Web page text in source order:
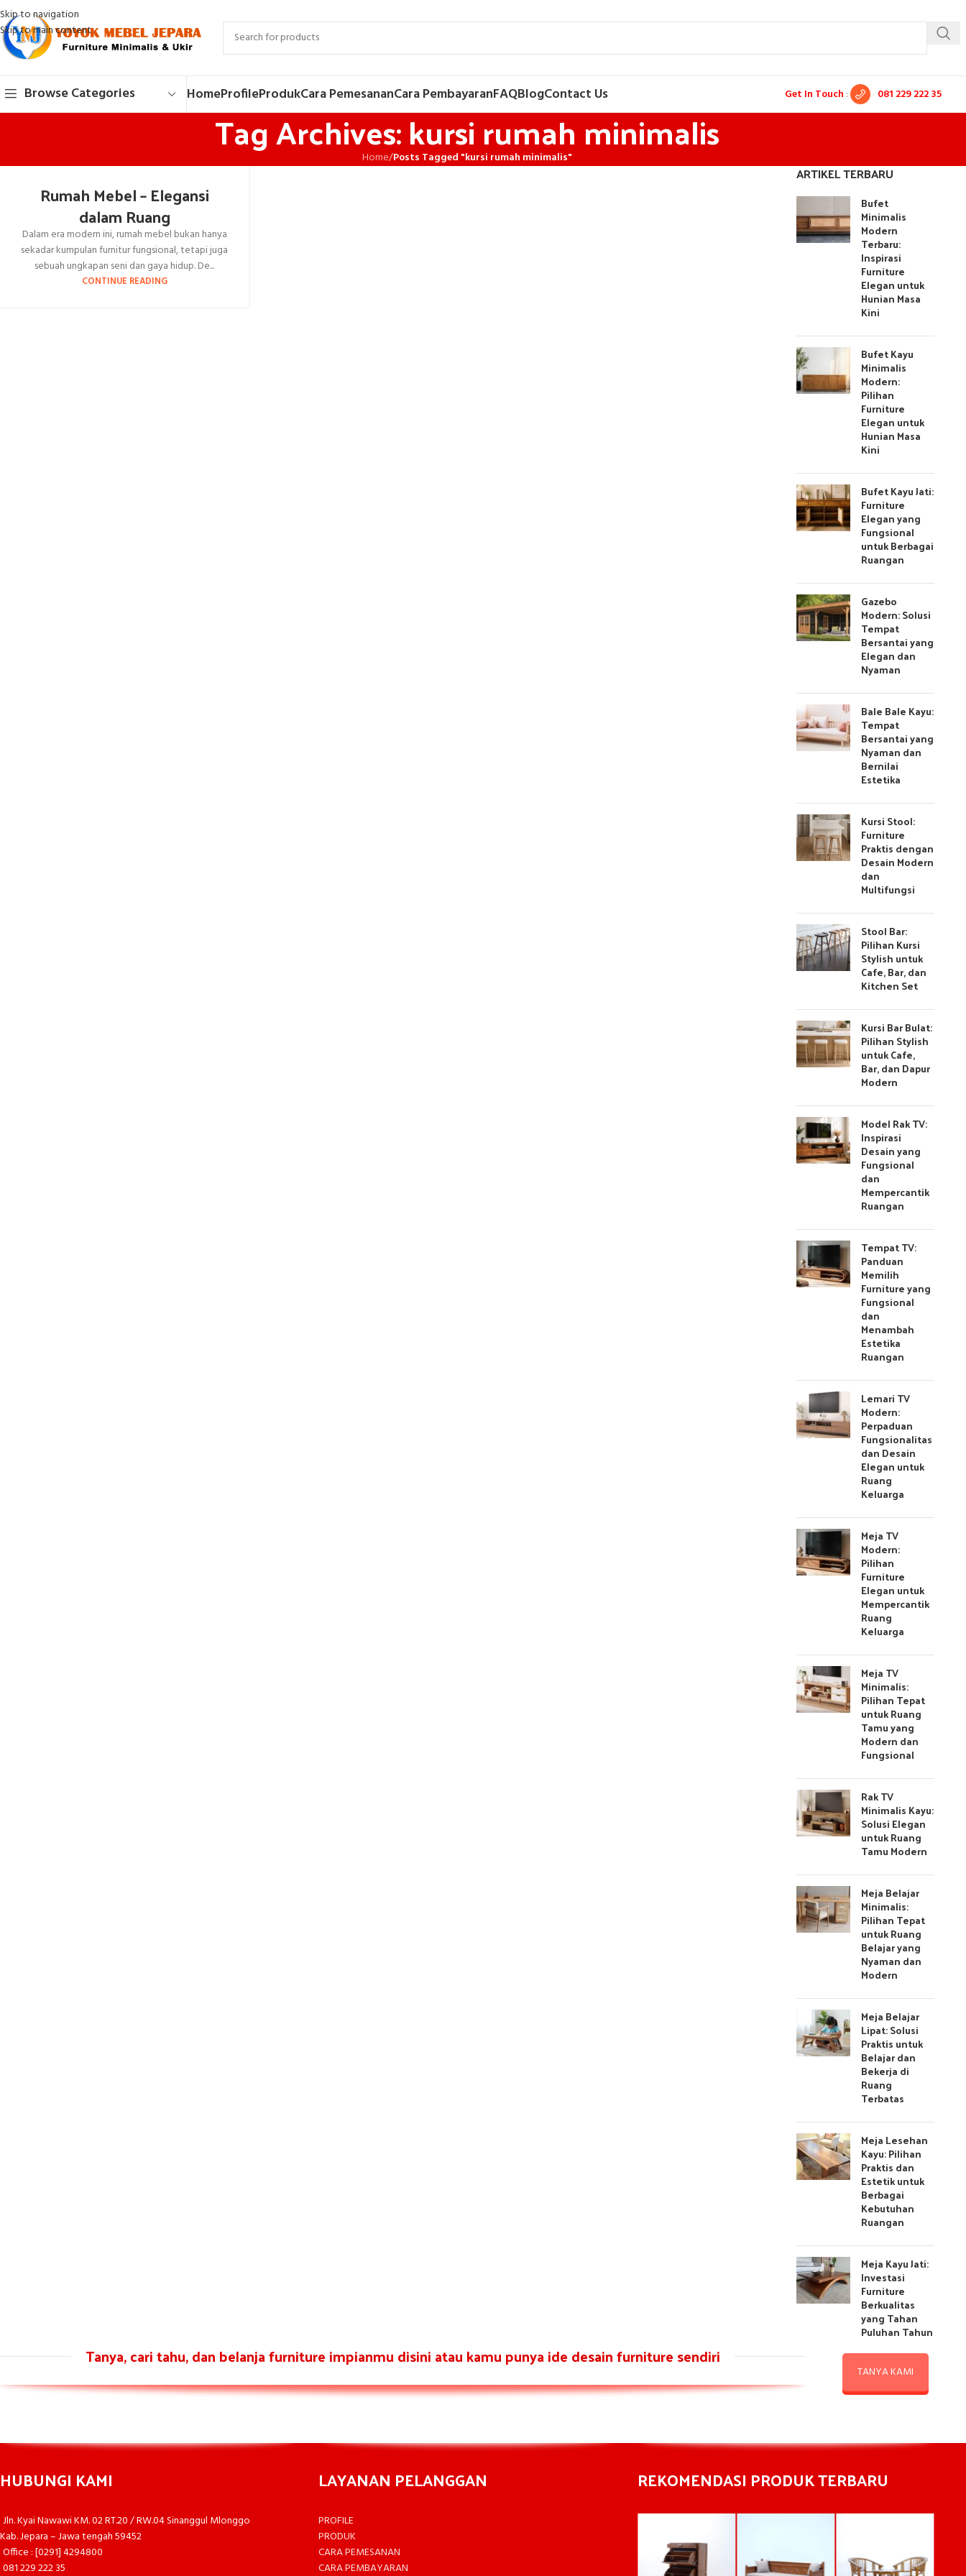
Skip to navigation
Skip to main content
Browse Categories HomeProfileProdukCara PemesananCara PembayaranFAQBlogContact Us Get In Touch : 081 229 222 35
Tag Archives: kursi rumah minimalis
Home/Posts Tagged "kursi rumah minimalis"
Rumah Mebel – Elegansi
dalam Ruang
Dalam era modern ini, rumah mebel bukan hanya
sekadar kumpulan furnitur fungsional, tetapi juga
sebuah ungkapan seni dan gaya hidup. De...
CONTINUE READING
ARTIKEL TERBARU
Bufet
Minimalis
Modern
Terbaru:
Inspirasi
Furniture
Elegan untuk
Hunian Masa
Kini
Bufet Kayu
Minimalis
Modern:
Pilihan
Furniture
Elegan untuk
Hunian Masa
Kini
Bufet Kayu Jati:
Furniture
Elegan yang
Fungsional
untuk Berbagai
Ruangan
Gazebo
Modern: Solusi
Tempat
Bersantai yang
Elegan dan
Nyaman
Bale Bale Kayu:
Tempat
Bersantai yang
Nyaman dan
Bernilai
Estetika
Kursi Stool:
Furniture
Praktis dengan
Desain Modern
dan
Multifungsi
Stool Bar:
Pilihan Kursi
Stylish untuk
Cafe, Bar, dan
Kitchen Set
Kursi Bar Bulat:
Pilihan Stylish
untuk Cafe,
Bar, dan Dapur
Modern
Model Rak TV:
Inspirasi
Desain yang
Fungsional
dan
Mempercantik
Ruangan
Tempat TV:
Panduan
Memilih
Furniture yang
Fungsional
dan
Menambah
Estetika
Ruangan
Lemari TV
Modern:
Perpaduan
Fungsionalitas
dan Desain
Elegan untuk
Ruang
Keluarga
Meja TV
Modern:
Pilihan
Furniture
Elegan untuk
Mempercantik
Ruang
Keluarga
Meja TV
Minimalis:
Pilihan Tepat
untuk Ruang
Tamu yang
Modern dan
Fungsional
Rak TV
Minimalis Kayu:
Solusi Elegan
untuk Ruang
Tamu Modern
Meja Belajar
Minimalis:
Pilihan Tepat
untuk Ruang
Belajar yang
Nyaman dan
Modern
Meja Belajar
Lipat: Solusi
Praktis untuk
Belajar dan
Bekerja di
Ruang
Terbatas
Meja Lesehan
Kayu: Pilihan
Praktis dan
Estetik untuk
Berbagai
Kebutuhan
Ruangan
Meja Kayu Jati:
Investasi
Furniture
Berkualitas
yang Tahan
Puluhan Tahun
Tanya, cari tahu, dan belanja furniture impianmu disini atau kamu punya ide desain furniture sendiri
TANYA KAMI
HUBUNGI KAMI
Jln. Kyai Nawawi KM. 02 RT.20 / RW.04 Sinanggul Mlonggo
Kab. Jepara – Jawa tengah 59452
Office : [0291] 4294800
081 229 222 35
LAYANAN PELANGGAN
PROFILE
PRODUK
CARA PEMESANAN
CARA PEMBAYARAN
REKOMENDASI PRODUK TERBARU